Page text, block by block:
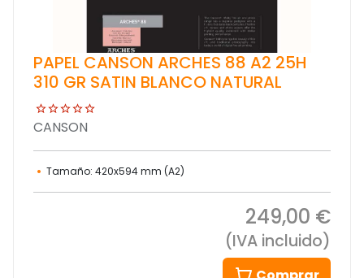
PAPEL CANSON ARCHES 88 A2 25H
310 GR SATIN BLANCO NATURAL
CANSON
Tamaño: 420x594 mm (A2)
249,00 €
(IVA incluido)